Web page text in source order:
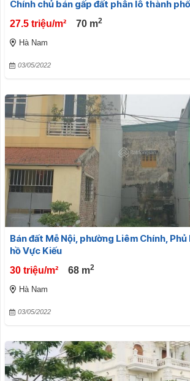
Chính chủ bán gấp đất phân lô thành
27.5 triệu/m² 70 m2
Hà Nam
03/05/2022
Bán đất Mễ Nội, phường Liêm Chính, Phủ
hồ Vực Kiếu
30 triệu/m² 68 m2
Hà Nam
03/05/2022